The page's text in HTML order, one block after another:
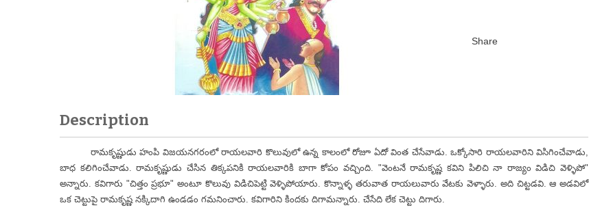
Description
రామకృష్ణుడు హంపి విజయనగరంలో రాయలవారి కొలువులో ఉన్న కాలంలో రోజూ ఏదో వింత చేసేవాడు. ఒక్కోసారి రాయలవారిని విసిగించేవాడు,
బాధ కలిగించేవాడు. రామకృష్ణుడు చేసిన తిక్కపనికి రాయలవారికి బాగా కోపం వచ్చింది. "వెంటనే రామకృష్ణ కవిని పిలిచి నా రాజ్యం విడిచి వెళ్ళిపో"
అన్నారు. కవిగారు "చిత్తం ప్రభూ" అంటూ కొలువు విడిచిపెట్టి వెళ్ళిపోయారు. కొన్నాళ్ళ తరువాత రాయలువారు వేటకు వెళ్ళారు. అది చిట్టడవి. ఆ అడవిలో
ఒక చెట్టుపై రామకృష్ణ నక్కిదాగి ఉండడం గమనించారు. కవిగారిని కిందకు దిగామన్నారు. చేసేది లేక చెట్టు దిగారు.